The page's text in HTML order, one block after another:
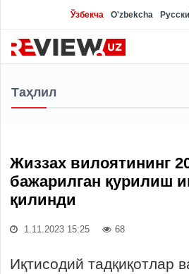
Ўзбекча O'zbekcha
Таҳлил
Жиззах вилоятининг
бажарилган қурилиш
қилинди
1.11.2023 15:25 68
Иқтисодий тадқиқотлар